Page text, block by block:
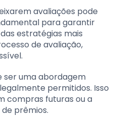
avaliações pode
para garantir
estratégias mais
de avaliação,
ser uma abordagem
permitidos. Isso
compras futuras ou a
prêmios.